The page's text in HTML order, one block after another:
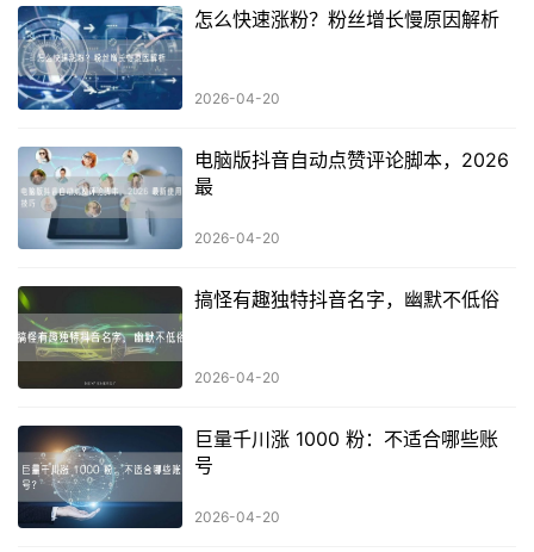
怎么快速涨粉？粉丝增长慢原因解析
2026-04-20
电脑版抖音自动点赞评论脚本，2026
最
2026-04-20
搞怪有趣独特抖音名字，幽默不低俗
2026-04-20
巨量千川涨 1000 粉：不适合哪些账
号
2026-04-20